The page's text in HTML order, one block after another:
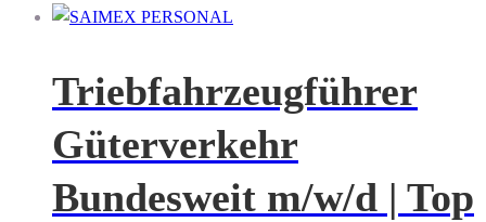
Triebfahrzeugführer
Güterverkehr
Bundesweit m/w/d | Top